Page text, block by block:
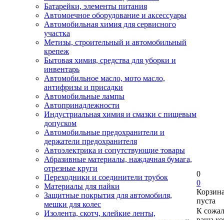
Батарейки, элементы питания
Автомоечное оборудование и аксессуары
Автомобильная химия для сервисного
участка
Метизы, строительный и автомобильный
крепеж
Бытовая химия, средства для уборки и
инвентарь
Автомобильное масло, мото масло,
антифризы и присадки
Автомобильные лампы
Автопринадлежности
Индустриальная химия и смазки с пищевым
допуском
Автомобильные предохранители и
держатели предохранителя
Автоэлектрика и сопутствующие товары
Абразивные материалы, наждачная бумага,
отрезные круги
Переходники и соединители трубок
Материалы для пайки
Защитные покрытия для автомобиля,
мешки для колес
Изолента, скотч, клейкие ленты,
0
0
пуста
К